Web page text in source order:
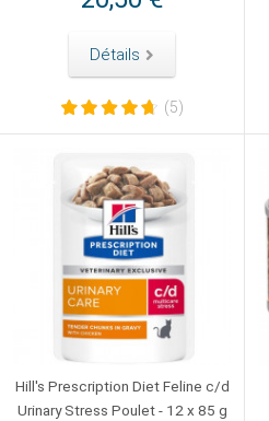
Détails
(5)
Hill's Prescription Diet Feline c/d
Urinary Stress Poulet - 12 x 85 g